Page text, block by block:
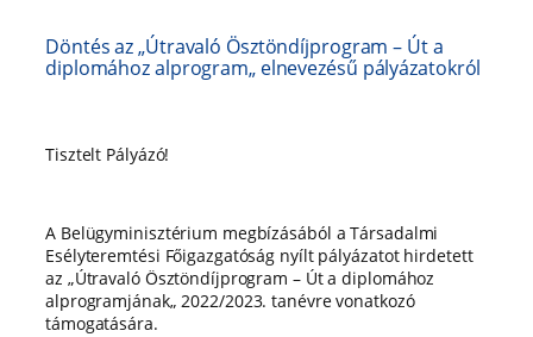
Döntés az „Útravaló Ösztöndíjprogram – Út a
diplomához alprogram„ elnevezésű pályázatokról
Tisztelt Pályázó!
A Belügyminisztérium megbízásából a Társadalmi
Esélyteremtési Főigazgatóság nyílt pályázatot hirdetett
az „Útravaló Ösztöndíjprogram – Út a diplomához
alprogramjának„ 2022/2023. tanévre vonatkozó
támogatására.